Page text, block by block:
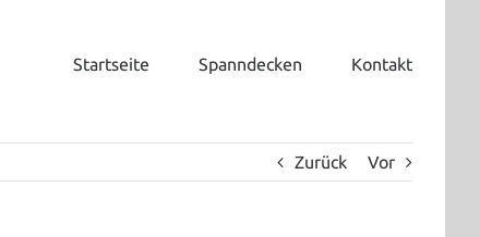
Startseite Spanndecken Kontakt
Zurück Vor